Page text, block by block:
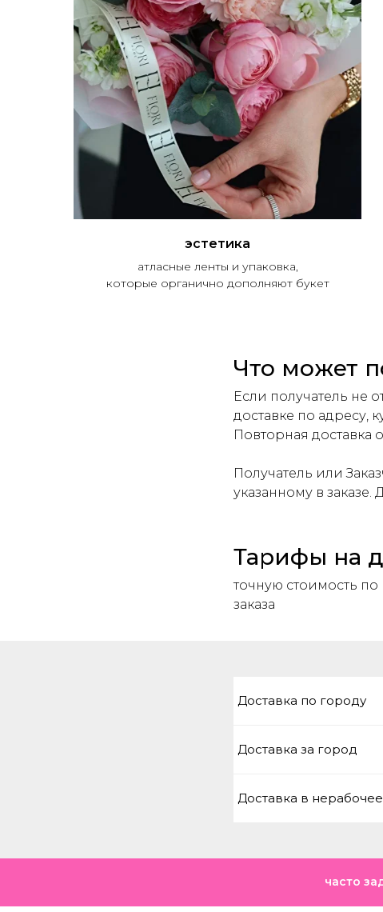
эстетика
атласные ленты и упаковка,
которые органично дополняют букет
Что может
Если получатель не
доставке по адресу,
Повторная доставка
Получатель или
указанному в
Тарифы на
точную стоимость
заказа
Доставка по городу
Доставка за город
Доставка в
часто